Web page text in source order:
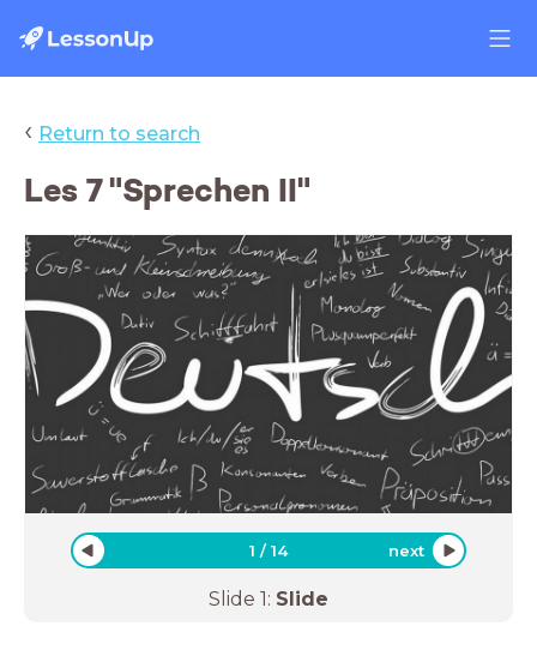
‹ Return to search
Les 7 "Sprechen II"
1 /14 next
Slide 1: Slide